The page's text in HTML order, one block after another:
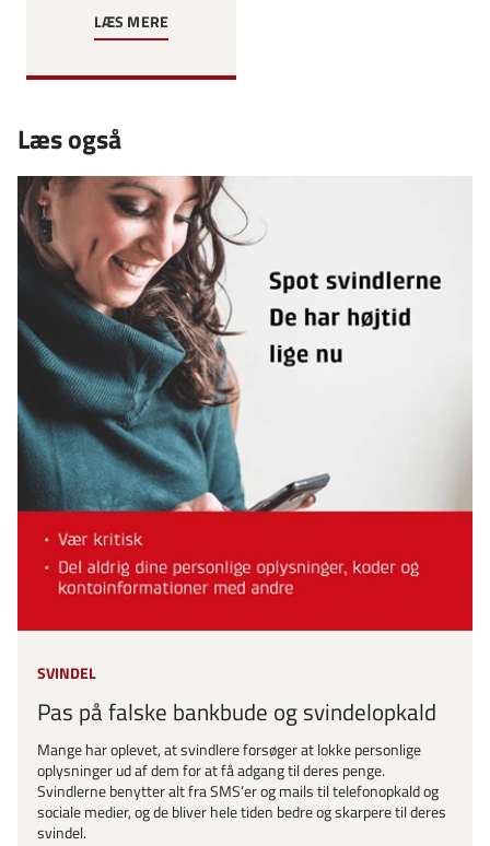
LÆS MERE
Læs også
SVINDEL
Pas på falske bankbude og svindelopkald
Mange har oplevet, at svindlere forsøger at lokke personlige
oplysninger ud af dem for at få adgang til deres penge.
Svindlerne benytter alt fra SMS’er og mails til telefonopkald og
sociale medier, og de bliver hele tiden bedre og skarpere til deres
svindel.